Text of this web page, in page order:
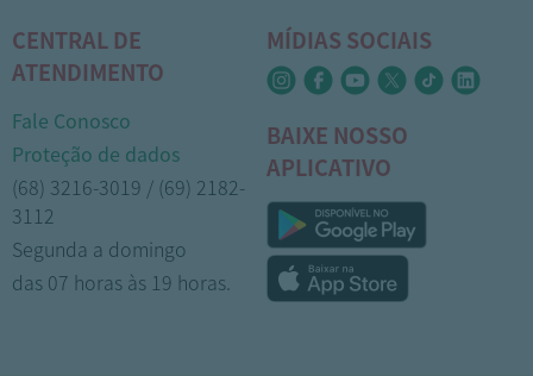
CENTRAL DE
ATENDIMENTO
Fale Conosco
Proteção de dados
(68) 3216-3019 / (69) 2182-
3112
Segunda a domingo
das 07 horas às 19 horas.
MÍDIAS SOCIAIS
BAIXE NOSSO
APLICATIVO